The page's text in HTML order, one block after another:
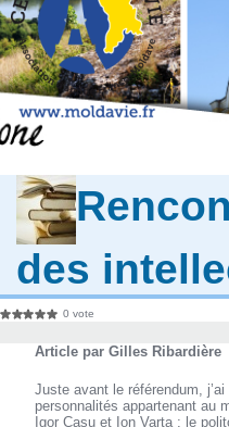
des
0 vote
Article par Gilles Ribardière
Juste avant le référendum,
personnalités appartenant au
Igor Casu et Ion Varta ; le